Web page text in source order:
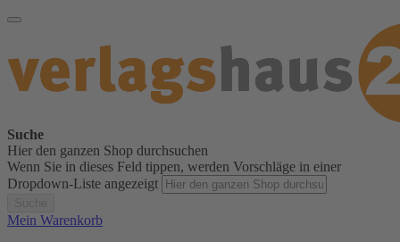
Suche
Hier den ganzen Shop durchsuchen
Wenn Sie in dieses Feld tippen, werden Vorschläge in einer
Dropdown-Liste angezeigt
Mein Warenkorb